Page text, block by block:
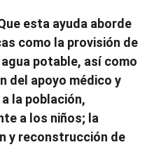
esta ayuda aborde
como la provisión de
potable, así como
del apoyo médico y
la población,
a los niños; la
y reconstrucción de